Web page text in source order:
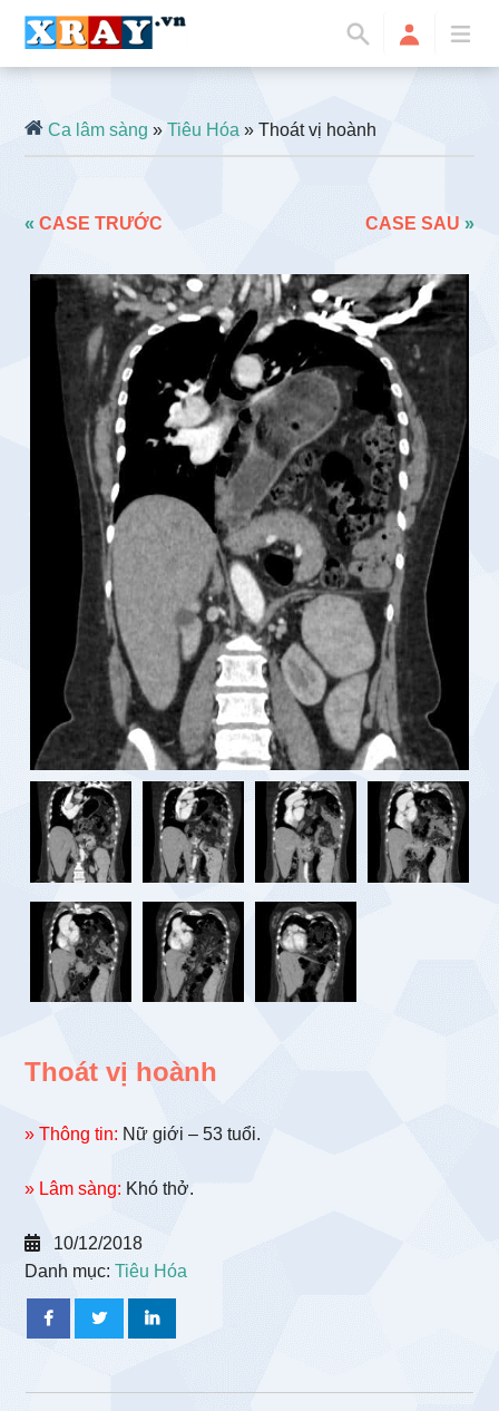
Ca lâm sàng »Tiêu Hóa » Thoát vị hoành
«CASE TRƯỚC CASE SAU »
Thoát vị hoành
» Thông tin: Nữ giới – 53 tuổi.
» Lâm sàng: Khó thở.
10/12/2018
Danh mục:Tiêu Hóa